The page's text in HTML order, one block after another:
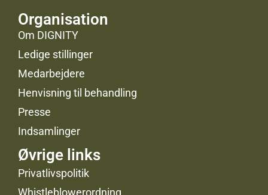
Organisation
Om DIGNITY
Ledige stillinger
Medarbejdere
Henvisning til behandling
Presse
Indsamlinger
Øvrige links
Privatlivspolitik
Whistleblowerordning